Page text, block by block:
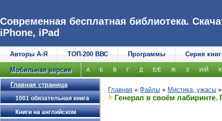
Современная бесплатная библиотека.
iPhone, iPad
Авторы А-Я ТОП-200 ВВС Программы Серия книг
Мобильная версия А Б В Г Д Е/Ё Ж З И/Й К
Главная страница
1001 обязательная книга
Книги на английском
Главная » Файлы » Мистика, ужасы
Генерал в своём лабиринте.